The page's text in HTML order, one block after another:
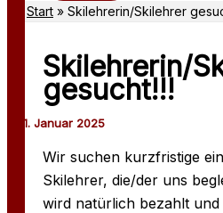
Start Skilehrerin/Skilehrer
Skilehrerin/
gesucht!!!
Wir suchen kurzfristige
Skilehrer, die/der uns
wird natürlich bezahlt und